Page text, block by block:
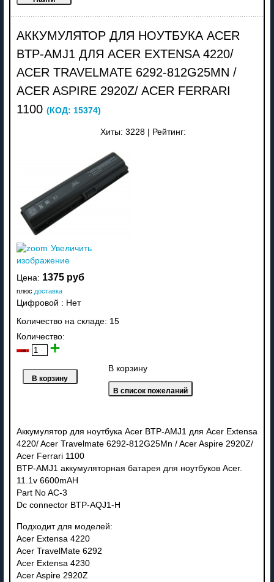
АККУМУЛЯТОР ДЛЯ НОУТБУКА ACER
BTP-AMJ1 ДЛЯ ACER EXTENSA 4220/
ACER TRAVELMATE 6292-812G25MN /
ACER ASPIRE 2920Z/ ACER FERRARI
1100 (КОД: 15374)
Хиты: 3228 Рейтинг:
Увеличить
изображение
Цена: 1375 руб
плюс доставка
Цифровой : Нет
Количество на складе: 15
Количество:
В корзину
Аккумулятор для ноутбука Acer BTP-AMJ1 для Acer Extensa
4220/ Acer Travelmate 6292-812G25Mn / Acer Aspire 2920Z/
Acer Ferrari 1100
BTP-AMJ1 аккумуляторная батарея для ноутбуков Acer.
11.1v 6600mAH
Part No AC-3
Dc connector BTP-AQJ1-H
Подходит для моделей:
Acer Extensa 4220
Acer TravelMate 6292
Acer Extensa 4230
Acer Aspire 2920Z